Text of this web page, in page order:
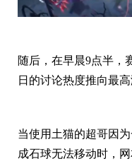
随后，在早晨9点半，
日的讨论热度推向最高
当使用土猫的超哥因
成石球无法移动时，